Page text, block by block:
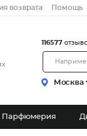
возврата Помощь
Москва
116577
Парфюмерия